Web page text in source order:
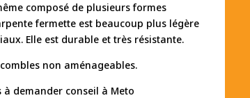
composé de plusieurs formes
fermette est beaucoup plus légère
Elle est durable et très résistante.
non aménageables.
à demander conseil à Meto